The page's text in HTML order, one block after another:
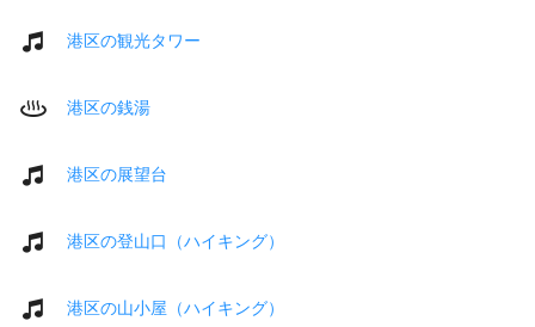
港区の観光タワー
港区の銭湯
港区の展望台
港区の登山口（ハイキング）
港区の山小屋（ハイキング）